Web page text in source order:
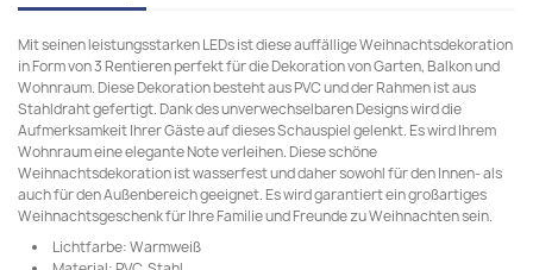
Mit seinen leistungsstarken LEDs ist diese auffällige Weihnachtsdekoration
in Form von 3 Rentieren perfekt für die Dekoration von Garten, Balkon und
Wohnraum. Diese Dekoration besteht aus PVC und der Rahmen ist aus
Stahldraht gefertigt. Dank des unverwechselbaren Designs wird die
Aufmerksamkeit Ihrer Gäste auf dieses Schauspiel gelenkt. Es wird Ihrem
Wohnraum eine elegante Note verleihen. Diese schöne
Weihnachtsdekoration ist wasserfest und daher sowohl für den Innen- als
auch für den Außenbereich geeignet. Es wird garantiert ein großartiges
Weihnachtsgeschenk für Ihre Familie und Freunde zu Weihnachten sein.
Lichtfarbe: Warmweiß